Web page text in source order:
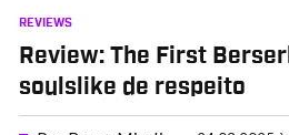
REVIEWS
Review: The First
soulslike de respeito